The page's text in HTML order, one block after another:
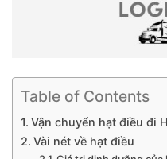
Table of Contents
Vận chuyển hạt điều đi
Vài nét về hạt điều